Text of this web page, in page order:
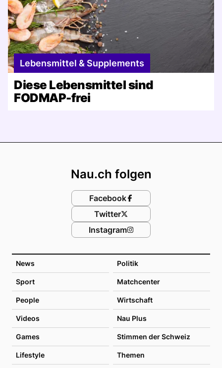
Lebensmittel & Supplements
Diese Lebensmittel sind
FODMAP-frei
News Politik
Sport Matchcenter
People Wirtschaft
Videos Nau Plus
Games Stimmen der Schweiz
Lifestyle Themen
Nau.ch folgen
Facebook
Twitter
Instagram